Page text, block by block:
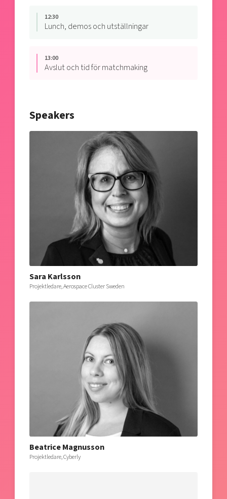
12:30
Lunch, demos och utställningar
13:00
Avslut och tid för matchmaking
Speakers
Sara Karlsson
Projektledare, Aerospace Cluster Sweden
Beatrice Magnusson
Projektledare, Cyberly